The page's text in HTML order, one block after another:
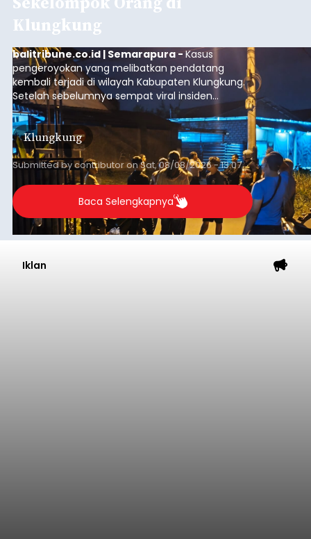
Klungkung
balitribune.co.id | Semarapura -Kasus
pengeroyokan yang melibatkan pendatang
kembali terjadi di wilayah Kabupaten Klungkung.
Setelah sebelumnya sempat viral insiden
keributan di barat Pasar Galiran, peristiwa serupa
kini menimpa seorang pemuda asal Kabupaten
Sumba Barat Daya (SBD), Nusa Tenggara Timur
(NTT).
Klungkung
Submitted bycontributoronSat, 08/08/2026 - 13:07
Baca Selengkapnya
Iklan